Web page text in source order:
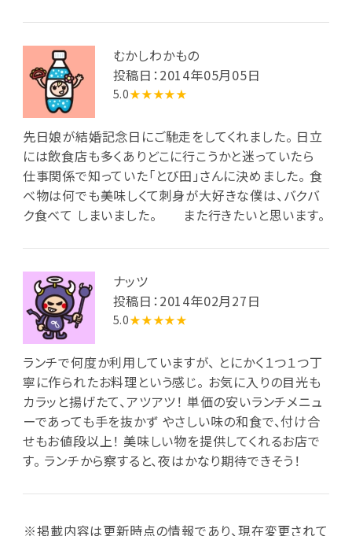
むかしわかもの
投稿日：2014年05月05日
5.0★★★★★
先日娘が結婚記念日にご馳走をしてくれました。 日立
には飲食店も多くありどこに行こうかと迷っていたら
仕事関係で知っていた「とび田」さんに決めました。 食
べ物は何でも美味しくて刺身が大好きな僕は、バクバ
ク食べて しまいました。 また行きたいと思います。
ナッツ
投稿日：2014年02月27日
5.0★★★★★
ランチで何度か利用していますが、 とにかく１つ１つ丁
寧に作られたお料理という感じ。 お気に入りの目光も
カラッと揚げたて、アツアツ！ 単価の安いランチメニュ
ーであっても手を抜かず やさしい味の和食で、付け合
せもお値段以上！ 美味しい物を提供してくれるお店で
す。 ランチから察すると、夜はかなり期待できそう！
※掲載内容は更新時点の情報であり、現在変更されて